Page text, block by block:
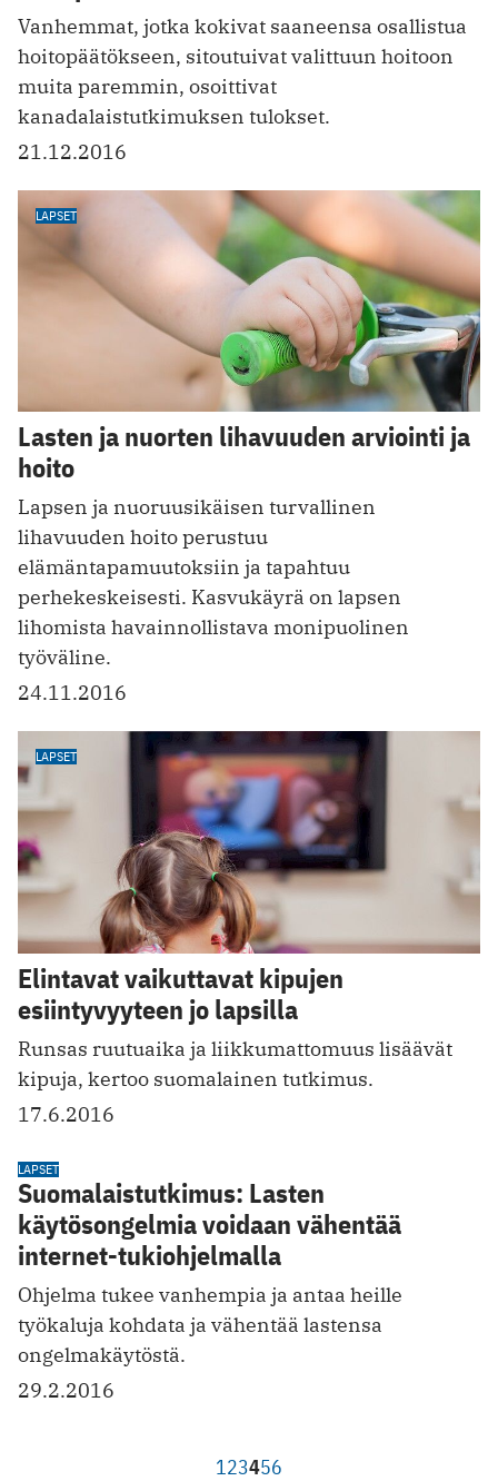
Vanhemmat, jotka kokivat saaneensa osallistua
hoitopäätökseen, sitoutuivat valittuun hoitoon
muita paremmin, osoittivat
kanadalaistutkimuksen tulokset.
21.12.2016
LAPSET
Lasten ja nuorten lihavuuden arviointi ja
hoito
Lapsen ja nuoruusikäisen turvallinen
lihavuuden hoito perustuu
elämäntapamuutoksiin ja tapahtuu
perhekeskeisesti. Kasvukäyrä on lapsen
lihomista havainnollistava monipuolinen
työväline.
24.11.2016
LAPSET
Elintavat vaikuttavat kipujen
esiintyvyyteen jo lapsilla
Runsas ruutuaika ja liikkumattomuus lisäävät
kipuja, kertoo suomalainen tutkimus.
17.6.2016
LAPSET
Suomalaistutkimus: Lasten
käytösongelmia voidaan vähentää
internet-tukiohjelmalla
Ohjelma tukee vanhempia ja antaa heille
työkaluja kohdata ja vähentää lastensa
ongelmakäytöstä.
29.2.2016
123456